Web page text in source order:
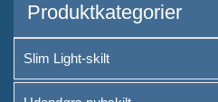
Produktkategorier
Slim Light-skilt